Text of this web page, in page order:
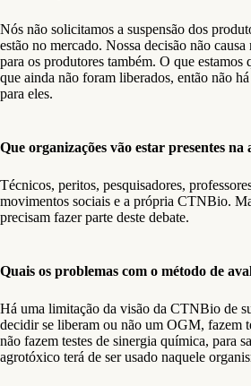
Nós não solicitamos a suspensão dos
estão no mercado. Nossa decisão não
para os produtores também. O que estamos
que ainda não foram liberados, então não
para eles.
Que organizações vão estar presentes
Técnicos, peritos, pesquisadores,
movimentos sociais e a própria CTNBio.
precisam fazer parte deste debate.
Quais os problemas com o método de
Há uma limitação da visão da CTNBio de
decidir se liberam ou não um OGM, fazem
não fazem testes de sinergia química, para
agrotóxico terá de ser usado naquele